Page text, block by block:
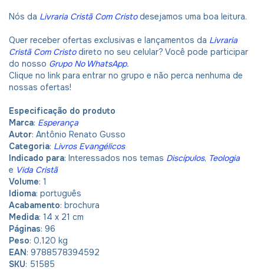
Nós da Livraria Cristã Com Cristo desejamos uma boa leitura.
Quer receber ofertas exclusivas e lançamentos da Livraria
Cristã Com Cristodireto no seu celular? Você pode participar
do nosso Grupo No WhatsApp.
Clique no link para entrar no grupo e não perca nenhuma de
nossas ofertas!
Especificação do produto
Marca: Esperança
Autor: Antônio Renato Gusso
Categoria: Livros Evangélicos
Indicado para: Interessados nos temas Discípulos, Teologia
e Vida Cristã
Volume: 1
Idioma: português
Acabamento: brochura
Medida: 14 x 21 cm
Páginas: 96
Peso: 0,120 kg
EAN: 9788578394592
SKU: 51585